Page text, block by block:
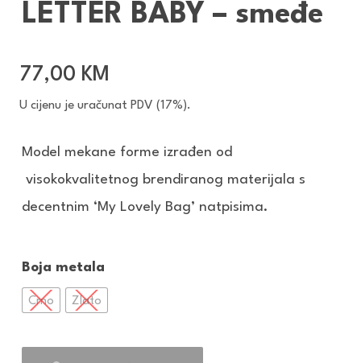
LETTER BABY – smeđe
77,00 KM
U cijenu je uračunat PDV (17%).
Model mekane forme izrađen od
visokokvalitetnog brendiranog materijala s
decentnim ‘My Lovely Bag’ natpisima.
Boja metala
Crno Zlato